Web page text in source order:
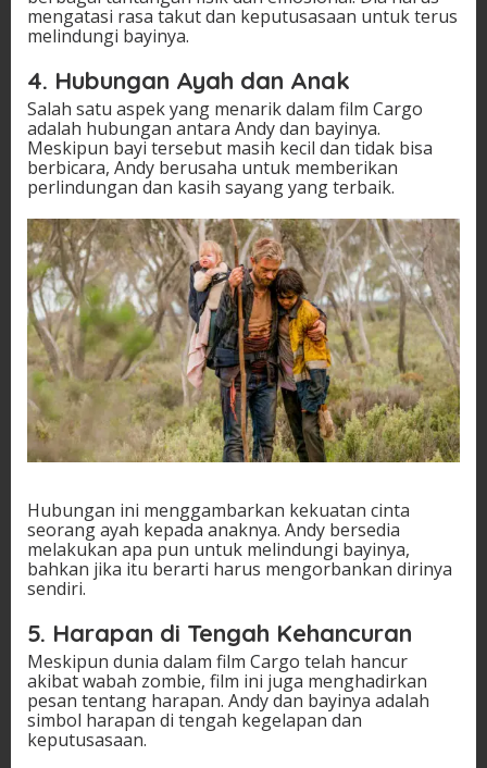
mengatasi rasa takut dan keputusasaan untuk terus
melindungi bayinya.
4. Hubungan Ayah dan Anak
Salah satu aspek yang menarik dalam film Cargo
adalah hubungan antara Andy dan bayinya.
Meskipun bayi tersebut masih kecil dan tidak bisa
berbicara, Andy berusaha untuk memberikan
perlindungan dan kasih sayang yang terbaik.
Hubungan ini menggambarkan kekuatan cinta
seorang ayah kepada anaknya. Andy bersedia
melakukan apa pun untuk melindungi bayinya,
bahkan jika itu berarti harus mengorbankan dirinya
sendiri.
5. Harapan di Tengah Kehancuran
Meskipun dunia dalam film Cargo telah hancur
akibat wabah zombie, film ini juga menghadirkan
pesan tentang harapan. Andy dan bayinya adalah
simbol harapan di tengah kegelapan dan
keputusasaan.